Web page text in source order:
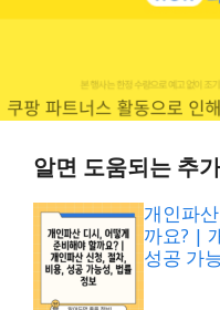
알면 도움되는 추
개인파
까요? |
성공 가